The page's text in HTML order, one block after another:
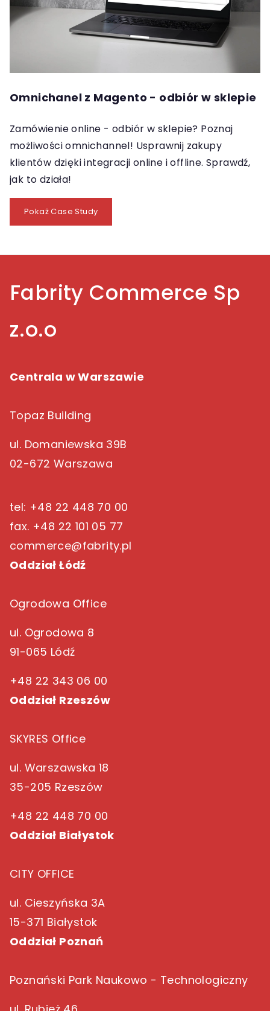
Omnichanel z Magento - odbiór w sklepie
Zamówienie online - odbiór w sklepie? Poznaj
możliwości omnichannel! Usprawnij zakupy
klientów dzięki integracji online i offline. Sprawdź,
jak to działa!
Pokaż Case Study
Fabrity Commerce Sp
z.o.o
Centrala w Warszawie
Topaz Building
ul. Domaniewska 39B
02-672 Warszawa
tel: +48 22 448 70 00
fax. +48 22 101 05 77
commerce@fabrity.pl
Oddział Łódź
Ogrodowa Office
ul. Ogrodowa 8
91-065 Lódź
+48 22 343 06 00
Oddział Rzeszów
SKYRES Office
ul. Warszawska 18
35-205 Rzeszów
+48 22 448 70 00
Oddział Białystok
CITY OFFICE
ul. Cieszyńska 3A
15-371 Białystok
Oddział Poznań
Poznański Park Naukowo - Technologiczny